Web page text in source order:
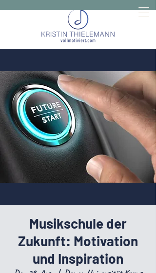
Musikschule der
Zukunft: Motivation
und Inspiration